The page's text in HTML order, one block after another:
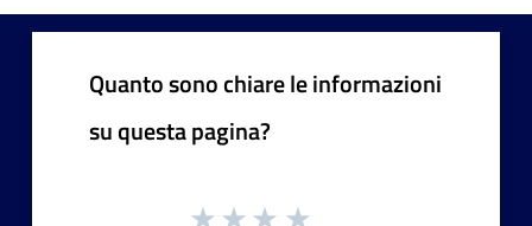
Quanto sono chiare le informazioni
su questa pagina?